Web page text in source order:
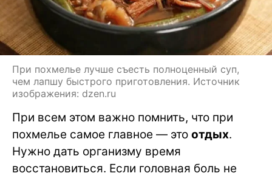
При похмелье лучше съесть полноценный суп,
чем лапшу быстрого приготовления. Источник
изображения: dzen.ru
При всем этом важно помнить, что при
похмелье самое главное — это отдых.
Нужно дать организму время
восстановиться. Если головная боль не